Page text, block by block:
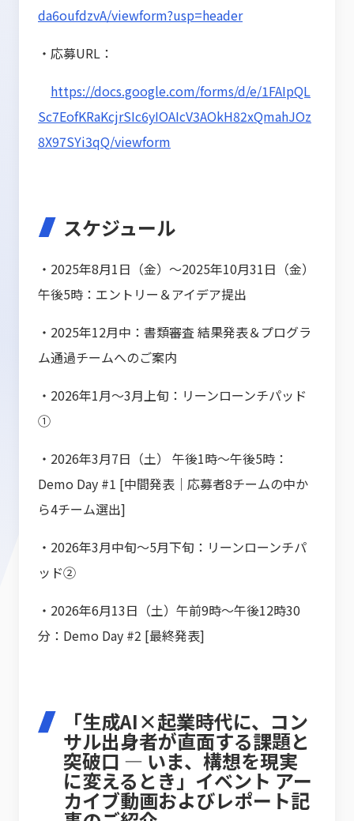
da6oufdzvA/viewform?usp=header
・応募URL：
https://docs.google.com/forms/d/e/1FAIpQL
Sc7EofKRaKcjrSIc6yIOAIcV3AOkH82xQmahJOz
8X97SYi3qQ/viewform
スケジュール
・2025年8月1日（金）～2025年10月31日（金）
午後5時：エントリー＆アイデア提出
・2025年12月中：書類審査 結果発表＆プログラ
ム通過チームへのご案内
・2026年1月〜3月上旬：リーンローンチパッド
①
・2026年3月7日（土） 午後1時～午後5時：
Demo Day #1 [中間発表｜応募者8チームの中か
ら4チーム選出]
・2026年3月中旬〜5月下旬：リーンローンチパ
ッド②
・2026年6月13日（土）午前9時～午後12時30
分：Demo Day #2 [最終発表]
「生成AI×起業時代に、コン
サル出身者が直面する課題と
突破口 ― いま、構想を現実
に変えるとき」イベント アー
カイブ動画およびレポート記